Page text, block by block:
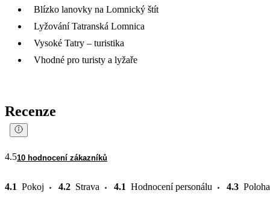
Blízko lanovky na Lomnický štít
Lyžování Tatranská Lomnica
Vysoké Tatry – turistika
Vhodné pro turisty a lyžaře
Recenze
4.510 hodnocení zákazníků
4.1 Pokoj 4.2 Strava 4.1 Hodnocení personálu 4.3 Poloha